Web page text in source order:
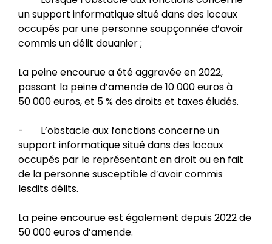
un support informatique situé dans des locaux
occupés par une personne soupçonnée d’avoir
commis un délit douanier ;
La peine encourue a été aggravée en 2022,
passant la peine d’amende de 10 000 euros à
50 000 euros, et 5 % des droits et taxes éludés.
- L’obstacle aux fonctions concerne un
support informatique situé dans des locaux
occupés par le représentant en droit ou en fait
de la personne susceptible d’avoir commis
lesdits délits.
La peine encourue est également depuis 2022 de
50 000 euros d’amende.